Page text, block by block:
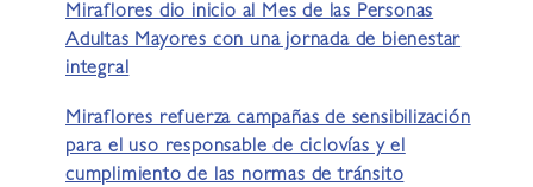
Miraflores dio inicio al Mes de las Personas
Adultas Mayores con una jornada de bienestar
integral
Miraflores refuerza campañas de sensibilización
para el uso responsable de ciclovías y el
cumplimiento de las normas de tránsito